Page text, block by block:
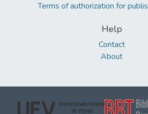
Terms of authorization for
Help
Contact
About